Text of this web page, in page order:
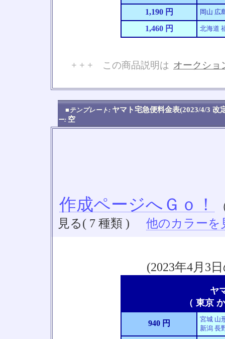
1,190 円 岡山 広
1,460 円 北海道
+ + + この商品説明は オークショ
■テンプレート: ヤマト宅急便料金表(2023/4/3
ー: 空
作成ページへＧｏ！
見る( 7 種類 )
他のカラーを
(2023年4月3
ヤ
（ 東京
940 円
宮城 山
新潟 長